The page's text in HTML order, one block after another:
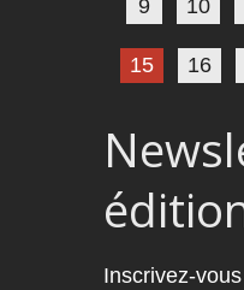
9 10
15 16
Inscrivez-